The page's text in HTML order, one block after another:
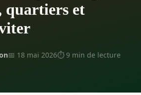
quartiers et
📅 18 mai 2026⏱ 9 min de lecture